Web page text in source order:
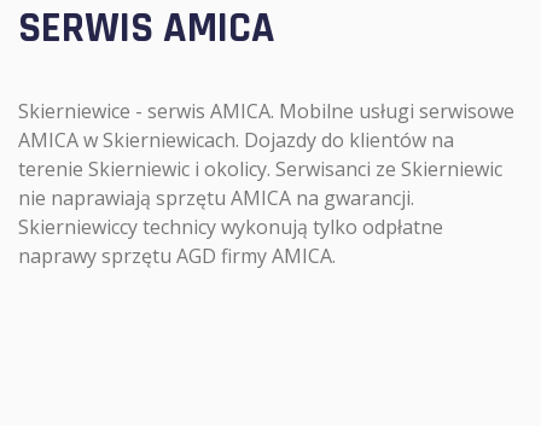
SERWIS AMICA
Skierniewice - serwis AMICA. Mobilne usługi serwisowe
AMICA w Skierniewicach. Dojazdy do klientów na
terenie Skierniewic i okolicy. Serwisanci ze Skierniewic
nie naprawiają sprzętu AMICA na gwarancji.
Skierniewiccy technicy wykonują tylko odpłatne
naprawy sprzętu AGD firmy AMICA.